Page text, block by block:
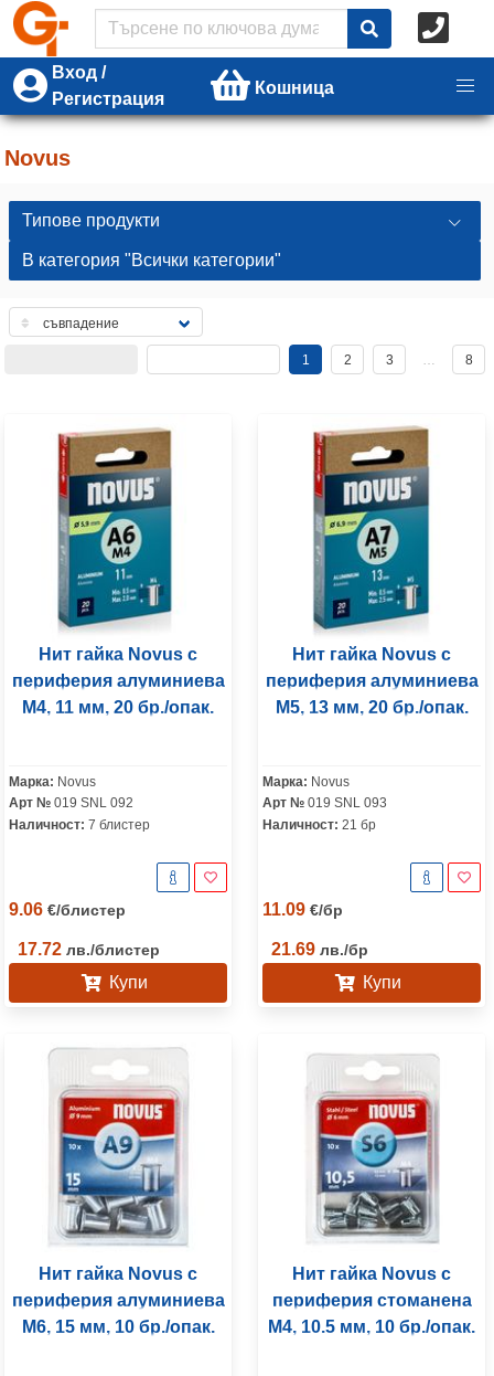
Вход /
Регистрация
Кошница
Novus
Типове продукти
В категория "Всички категории"
1 2 3 8
Нит гайка Novus с
периферия алуминиева
M4, 11 мм, 20 бр./опак.
Марка: Novus
Арт № 019 SNL 092
Наличност: 7 блистер
9.06 €/блистер
17.72 лв./блистер
Купи
Нит гайка Novus с
периферия алуминиева
M5, 13 мм, 20 бр./опак.
Марка: Novus
Арт № 019 SNL 093
Наличност: 21 бр
11.09 €/бр
21.69 лв./бр
Купи
Нит гайка Novus с
периферия алуминиева
M6, 15 мм, 10 бр./опак.
Нит гайка Novus с
периферия стоманена
M4, 10.5 мм, 10 бр./опак.